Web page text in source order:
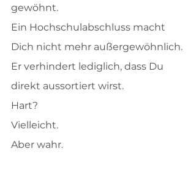
gewöhnt.
Ein Hochschulabschluss macht
Dich nicht mehr außergewöhnlich.
Er verhindert lediglich, dass Du
direkt aussortiert wirst.
Hart?
Vielleicht.
Aber wahr.